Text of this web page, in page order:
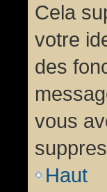
Cela
votre
des
vous
Haut